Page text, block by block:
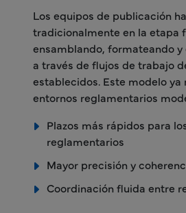
Los equipos de publicación
tradicionalmente en la
ensamblando, formateando
a través de flujos de trabajo
establecidos. Este modelo ya
entornos reglamentarios
Plazos más rápidos para
reglamentarios
Mayor precisión y
Coordinación fluida entre